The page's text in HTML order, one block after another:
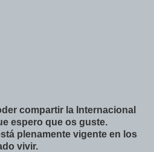
compartir la Internacional
espero que os guste.
plenamente vigente en los
vivir.